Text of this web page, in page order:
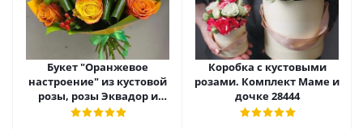
Букет "Оранжевое
настроение" из кустовой
розы, розы Эквадор и
гиперикума арт. 22523
Коробка с кустовыми
розами. Комплект Маме и
дочке 28444